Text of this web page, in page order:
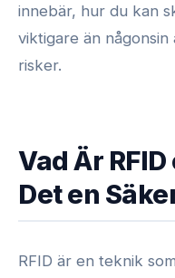
innebär, hur du kan
viktigare än
risker.
Vad Är
Det en
RFID är en teknik